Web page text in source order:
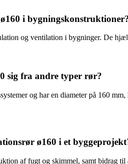
i
og ventilation i bygninger. De
sig fra andre typer rør?
og har en diameter på 160
ø160 i et
af fugt og skimmel, samt bidrag